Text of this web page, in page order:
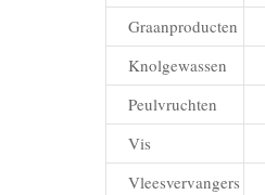
Graanproducten
Knolgewassen
Peulvruchten
Vis
Vleesvervangers